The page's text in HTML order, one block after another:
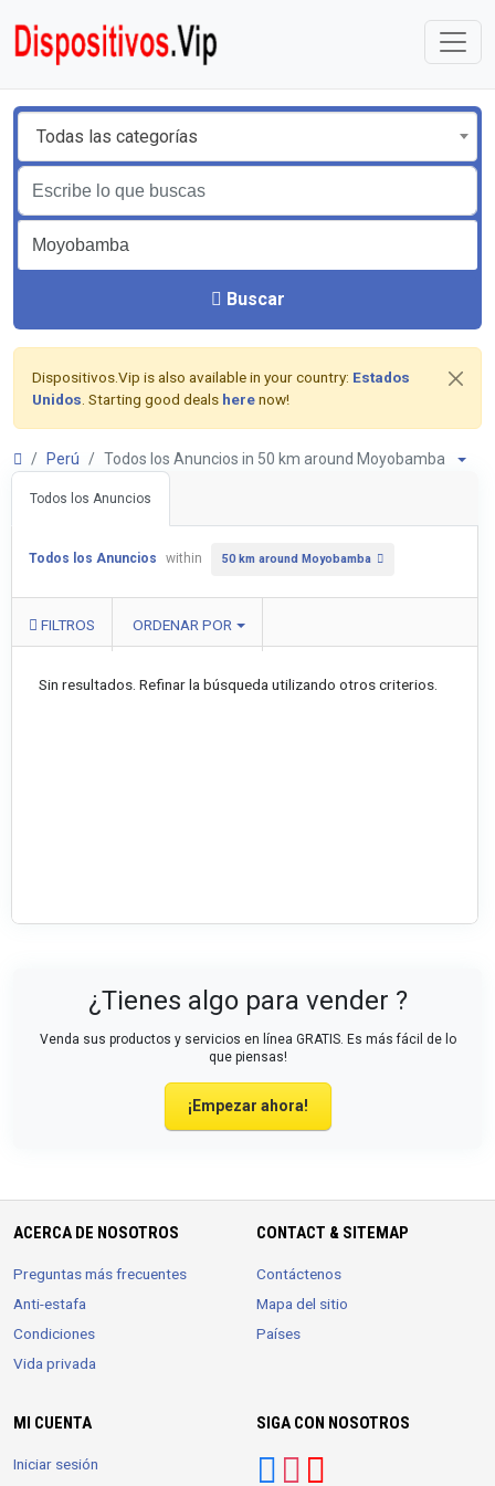
Todas las categorías
Buscar
Dispositivos.Vip is also available in your country: Estados
Unidos . Starting good deals herenow!
Perú Todos los Anuncios in 50 km around Moyobamba
Todos los Anuncios
Todos los Anuncios within 50 km around Moyobamba
FILTROS ORDENAR POR
Sin resultados. Refinar la búsqueda utilizando otros criterios.
¿Tienes algo para vender ?
Venda sus productos y servicios en línea GRATIS. Es más fácil de lo
que piensas!
¡Empezar ahora!
ACERCA DE NOSOTROS
Preguntas más frecuentes
Anti-estafa
Condiciones
Vida privada
CONTACT & SITEMAP
Contáctenos
Mapa del sitio
Países
MI CUENTA
Iniciar sesión
SIGA CON NOSOTROS